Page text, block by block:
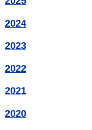
2024
2023
2022
2021
2020